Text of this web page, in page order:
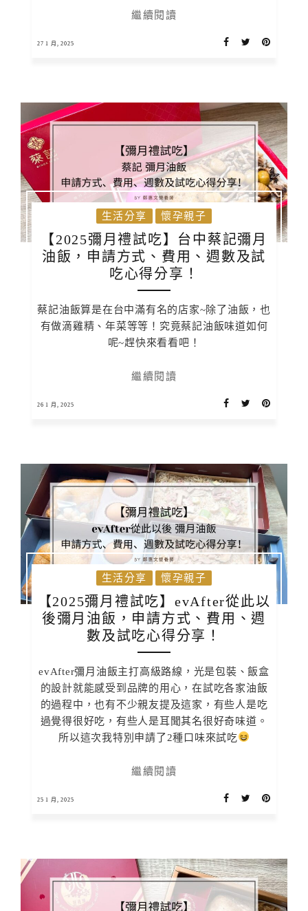
繼續閱讀
27 1 月, 2025
生活分享 懷孕親子
【2025彌月禮試吃】台中蔡記彌月
油飯，申請方式、費用、週數及試
吃心得分享！
蔡記油飯算是在台中滿有名的店家~除了油飯，也
有做滴雞精、年菜等等！究竟蔡記油飯味道如何
呢~趕快來看看吧！
繼續閱讀
26 1 月, 2025
生活分享 懷孕親子
【2025彌月禮試吃】evAfter從此以
後彌月油飯，申請方式、費用、週
數及試吃心得分享！
evAfter彌月油飯主打高級路線，光是包裝、飯盒
的設計就能感受到品牌的用心，在試吃各家油飯
的過程中，也有不少親友提及這家，有些人是吃
過覺得很好吃，有些人是耳聞其名很好奇味道。
所以這次我特別申請了2種口味來試吃
繼續閱讀
25 1 月, 2025